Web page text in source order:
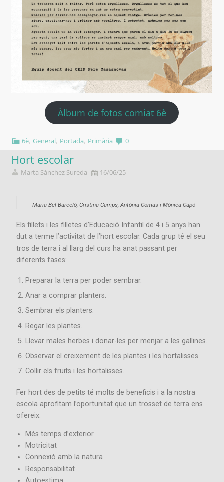
Àlbum de fotos comiat 6è
6è, General, Portada, Primària 0
Hort escolar
Marta Sánchez Sureda 16/06/25
Maria Bel Barceló, Cristina Camps, Antònia Comas i Mónica Capó
Els fillets i les filletes d’Educació Infantil de 4 i 5 anys han
dut a terme l’activitat de l’hort escolar. Cada grup té el seu
tros de terra i al llarg del curs ha anat passant per
diferents fases:
Preparar la terra per poder sembrar.
Anar a comprar planters.
Sembrar els planters.
Regar les plantes.
Llevar males herbes i donar-les per menjar a les gallines.
Observar el creixement de les plantes i les hortalisses.
Collir els fruits i les hortalisses.
Fer hort des de petits té molts de beneficis i a la nostra
escola aprofitam l’oportunitat que un trosset de terra ens
ofereix:
Més temps d’exterior
Motricitat
Connexió amb la natura
Responsabilitat